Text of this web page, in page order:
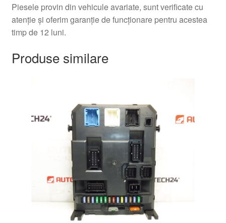
Piesele provin din vehicule avariate, sunt verificate cu
atenție și oferim garanție de funcționare pentru acestea
timp de 12 luni.
Produse similare